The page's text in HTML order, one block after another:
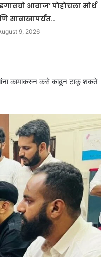
आवाज’ पोहोचला मोर्थ
साबाखापर्यंत…
9, 2026
कामाकरुन कसे काढून टाकू शकते